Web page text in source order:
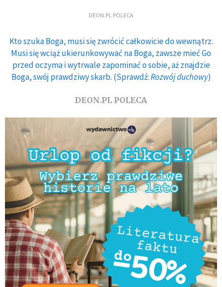
DEON.PL POLECA
Kto szuka Boga, musi się zwrócić całkowicie do wewnątrz.
Musi się wciąż ukierunkowywać na Boga, zawsze mieć Go
przed oczyma i wytrwale zapominać o sobie, aż znajdzie
Boga, swój prawdziwy skarb. (Sprawdź:Rozwój duchowy)
DEON.PL POLECA